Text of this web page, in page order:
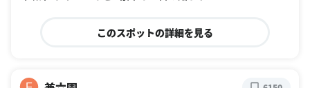
このスポットの詳細を見る